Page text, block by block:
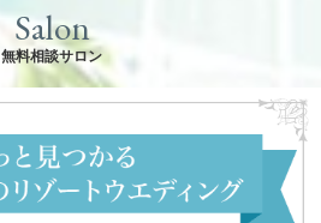
Salon
無料相談サロン